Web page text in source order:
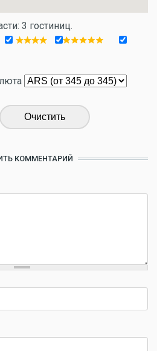
3 гостиниц.
Очистить
КОММЕНТАРИЙ